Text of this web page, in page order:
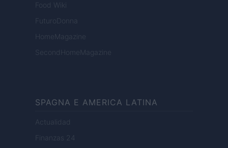
Food Wiki
FuturoDonna
HomeMagazine
SecondHomeMagazine
SPAGNA E AMERICA LATINA
Actualidad
Finanzas 24